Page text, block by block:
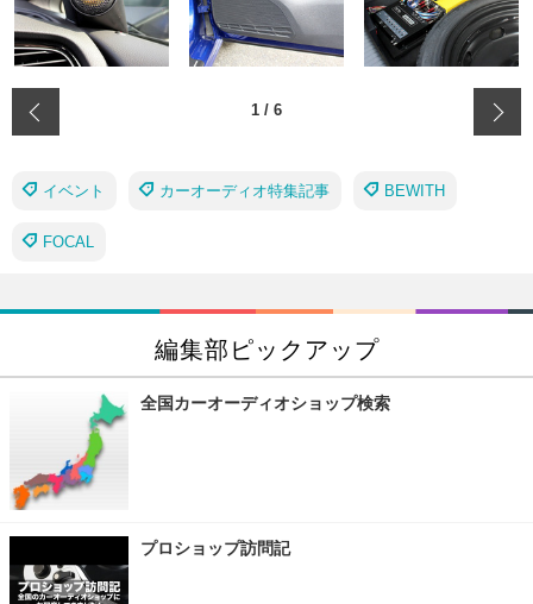
1 / 6
イベント カーオーディオ特集記事 BEWITH
FOCAL
編集部ピックアップ
全国カーオーディオショップ検索
プロショップ訪問記